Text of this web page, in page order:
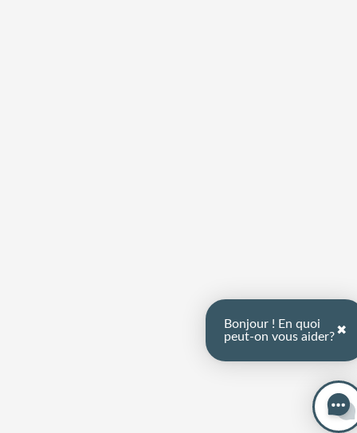
Bonjour ! En quoi
peut-on vous aider?✖